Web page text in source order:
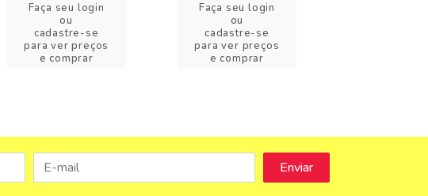
Faça seu login
ou
cadastre-se
para ver preços
e comprar
Faça seu login
ou
cadastre-se
para ver preços
e comprar